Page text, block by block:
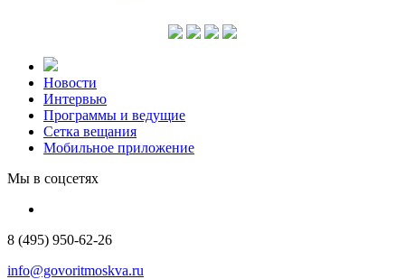
Новости
Интервью
Программы и ведущие
Сетка вещания
Мобильное приложение
Мы в соцсетях
8 (495) 950-62-26
info@govoritmoskva.ru